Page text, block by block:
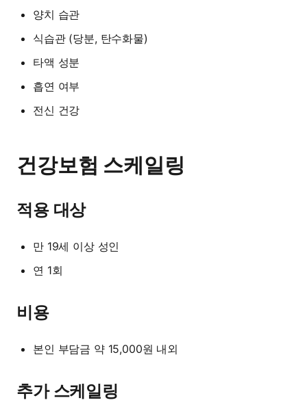
양치 습관
식습관 (당분, 탄수화물)
타액 성분
흡연 여부
전신 건강
건강보험 스케일링
적용 대상
만 19세 이상 성인
연 1회
비용
본인 부담금 약 15,000원 내외
추가 스케일링